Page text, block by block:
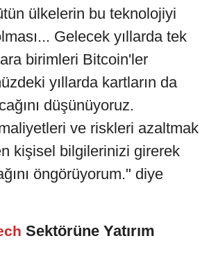
ülkelerin bu teknolojiyi
Gelecek yıllarda tek
birimleri Bitcoin'ler
yıllarda kartların da
düşünüyoruz.
ve riskleri azaltmak
kişisel bilgilerinizi girerek
öngörüyorum." diye
Sektörüne Yatırım